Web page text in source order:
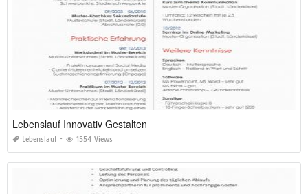
Lebenslauf Innovativ Gestalten
Lebenslauf 1554 Views